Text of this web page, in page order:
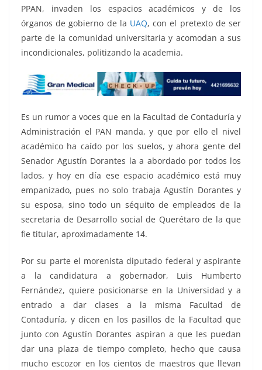
PPAN, invaden los espacios académicos y de los
órganos de gobierno de la UAQ, con el pretexto de ser
parte de la comunidad universitaria y acomodan a sus
incondicionales, politizando la academia.
Es un rumor a voces que en la Facultad de Contaduría y
Administración el PAN manda, y que por ello el nivel
académico ha caído por los suelos, y ahora gente del
Senador Agustín Dorantes la a abordado por todos los
lados, y hoy en día ese espacio académico está muy
empanizado, pues no solo trabaja Agustín Dorantes y
su esposa, sino todo un séquito de empleados de la
secretaria de Desarrollo social de Querétaro de la que
fie titular, aproximadamente 14.
Por su parte el morenista diputado federal y aspirante
a la candidatura a gobernador, Luis Humberto
Fernández, quiere posicionarse en la Universidad y a
entrado a dar clases a la misma Facultad de
Contaduría, y dicen en los pasillos de la Facultad que
junto con Agustín Dorantes aspiran a que les puedan
dar una plaza de tiempo completo, hecho que causa
mucho escozor en los cientos de maestros que llevan